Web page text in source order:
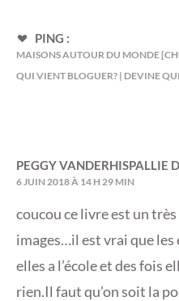
PING :
MAISONS AUTOUR DU MONDE
QUI VIENT BLOGUER? | DEVINE
PEGGY VANDERHISPALLIE
6 JUIN 2018 À 14 H 29 MIN
coucou ce livre est un
images…il est vrai que
elles a l’école et des fois
rien.Il faut qu’on soit la